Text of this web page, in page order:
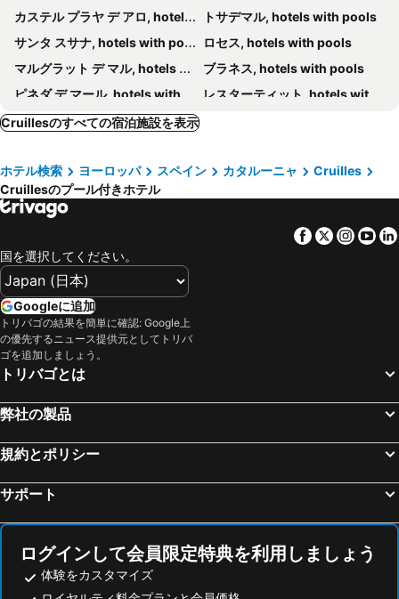
カステル プラヤ デ アロ, hotels with pools
トサデマル, hotels with pools
サンタ スサナ, hotels with pools
ロセス, hotels with pools
マルグラット デ マル, hotels with pools
ブラネス, hotels with pools
ピネダ デ マール, hotels with pools
レスターティット, hotels with pools
サン フェリウ デ ギホルス, hotels with pools
ジローナ, hotels with pools
パル, hotels with pools
パラモス, hotels with pools
カルデス デ マラベーリャ, hotels with pools
カダケス, hotels with pools
バルセロナ, hotels with pools
トロエッリャ デ モントグリ, hotels with pools
サン アントニ デ カロンジェ, hotels with pools
カステーヨ デ エンプリエス, hotels with pools
カレーリャ デ パラフリュージェル, hotels with pools
San Pedro Pescador, hotels with pools
リャンサ, hotels with pools
エル ポルト デ ラ セルバ, hotels with pools
Peralada, hotels with pools
Ultramort, hotels with pools
サンタ パウ, hotels with pools
Besalú, hotels with pools
Cruillesのすべての宿泊施設を表示
ホテル検索 ヨーロッパ スペイン カタルーニャ
Cruilles
Cruillesのプール付きホテル
Facebook
Twitter
国を選択してください。
Googleに追加
トリバゴの結果を簡単に確認: Google上
の優先するニュース提供元としてトリバ
ゴを追加しましょう。
トリバゴとは
弊社の製品
規約とポリシー
サポート
ログインして会員限定特典を利用しましょう
体験をカスタマイズ